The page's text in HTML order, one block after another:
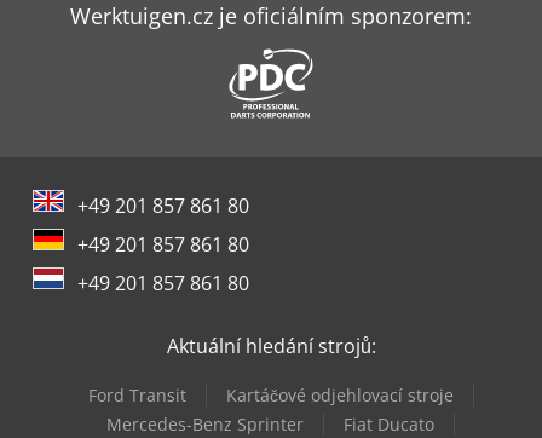
Haas Vf-2
Haas Vf-3Yt/50
Haas Vf-4Ss
Haas Vf-9/40
Werktuigen.cz je oficiálním sponzorem:
+49 201 857 861 80
+49 201 857 861 80
+49 201 857 861 80
Aktuální hledání strojů:
Ford Transit
Kartáčové odjehlovací stroje
Mercedes-Benz Sprinter
Fiat Ducato